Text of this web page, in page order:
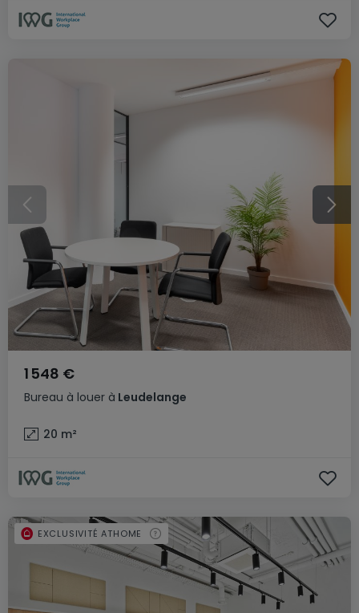
Bureau à louer à Leudelange
1 548 €
20 m²
EXCLUSIVITÉ ATHOME